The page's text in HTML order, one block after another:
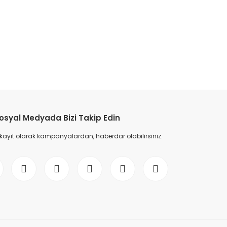
Medyada Bizi Takip Edin
olarak kampanyalardan, haberdar olabilirsiniz.